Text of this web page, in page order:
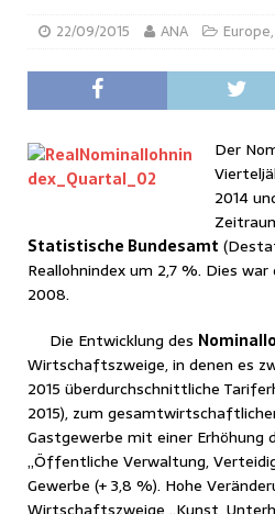
22/09/2015 ANA Europe,
Der
2014
Statistische Bundesamt (
Reallohnindex um 2,7 %. Dies
2008.
Die Entwicklung des
Wirtschaftszweige, in denen es
2015 überdurchschnittliche
2015), zum
Gastgewerbe mit einer
„Öffentliche Verwaltung,
Gewerbe (+ 3,8 %). Hohe